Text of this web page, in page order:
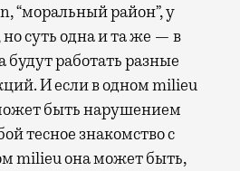
“моральный район”, у
суть одна и та же — в
будут работать разные
И если в одном milieu
быть нарушением
тесное знакомство с
milieu она может быть,